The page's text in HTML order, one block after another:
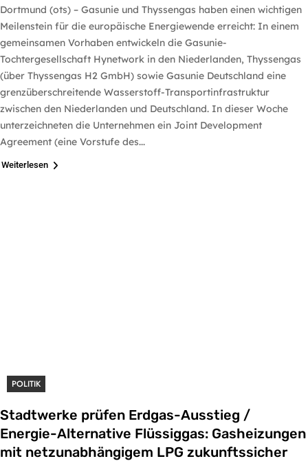
Dortmund (ots) – Gasunie und Thyssengas haben einen wichtigen
Meilenstein für die europäische Energiewende erreicht: In einem
gemeinsamen Vorhaben entwickeln die Gasunie-
Tochtergesellschaft Hynetwork in den Niederlanden, Thyssengas
(über Thyssengas H2 GmbH) sowie Gasunie Deutschland eine
grenzüberschreitende Wasserstoff-Transportinfrastruktur
zwischen den Niederlanden und Deutschland. In dieser Woche
unterzeichneten die Unternehmen ein Joint Development
Agreement (eine Vorstufe des...
Weiterlesen
POLITIK
Stadtwerke prüfen Erdgas-Ausstieg /
Energie-Alternative Flüssiggas: Gasheizungen
mit netzunabhängigem LPG zukunftssicher